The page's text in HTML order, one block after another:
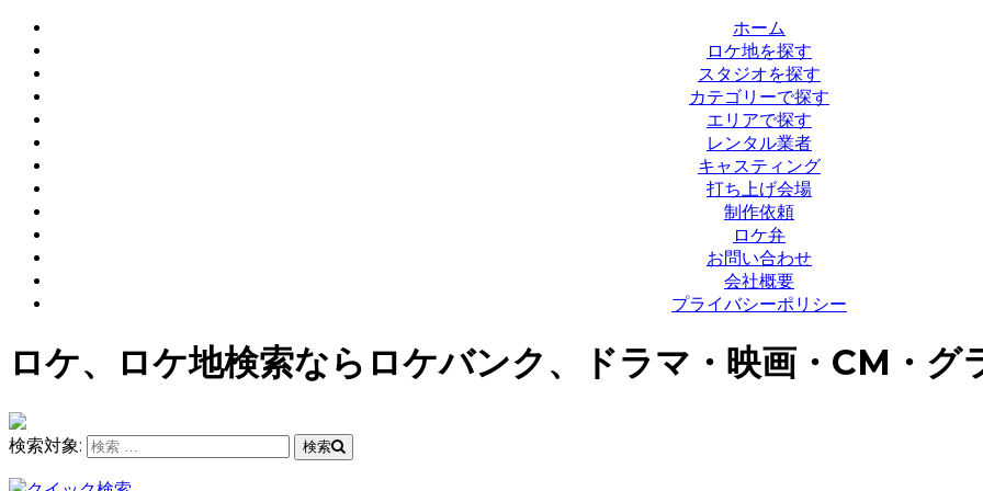
ホーム
ロケ地を探す
スタジオを探す
カテゴリーで探す
エリアで探す
レンタル業者
キャスティング
打ち上げ会場
制作依頼
ロケ弁
お問い合わせ
会社概要
プライバシーポリシー
ロケ、ロケ地検索ならロケバンク、ドラマ・映画・CM・グ
検索対象: 検索